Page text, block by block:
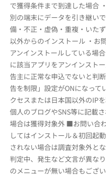
で獲得条件まで到達した場合
別の端末にデータを引き継い
備・不正・虚偽・重複・いた
以外からのインストール ・お
アンインストールしている場
に該当アプリをアンインスト
告主に正常な申込でないと判
告を制限」設定がONになって
クセスまたは日本国以外のIP
個人のブログやSNS等に記載
場合は獲得対象外 ■お問い合
してはインストール＆初回起
されない場合は調査対象外と
判定中、発生など文言が異な
のメニューが無い場合もござ